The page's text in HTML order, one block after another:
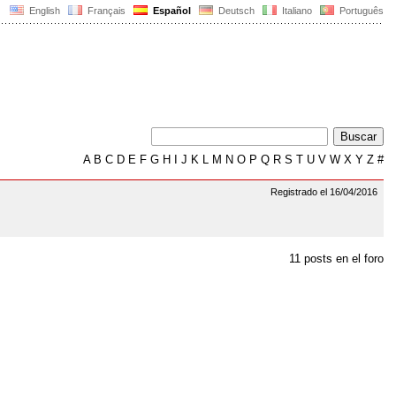
English Français Español Deutsch Italiano Português
AB C D E F G H J K L M N O P Q R S T U V W X Y Z #
Registrado el 16/04/2016
11 posts en el foro